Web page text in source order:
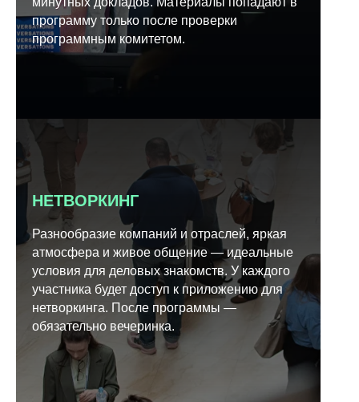
программу только после проверки
программным комитетом.
НЕТВОРКИНГ
Разнообразие компаний и отраслей, яркая
атмосфера и живое общение — идеальные
условия для деловых знакомств. У каждого
участника будет доступ к приложению для
нетворкинга. После программы —
обязательно вечеринка.